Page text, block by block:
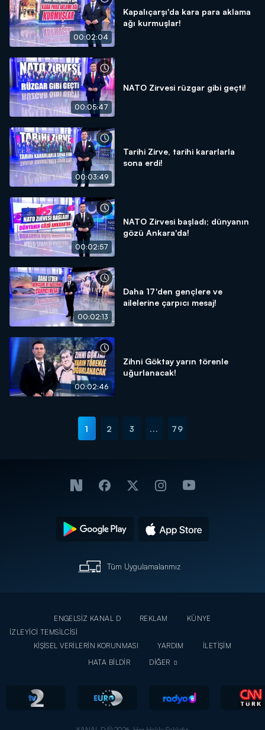
00:02:04
Kapalıçarşı'da kara para aklama
ağı kurmuşlar!
00:05:47
NATO Zirvesi rüzgar gibi geçti!
00:03:49
Tarihi Zirve, tarihi kararlarla
sona erdi!
00:02:57
NATO Zirvesi başladı; dünyanın
gözü Ankara'da!
00:02:13
Daha 17'den gençlere ve
ailelerine çarpıcı mesaj!
00:02:46
Zihni Göktay yarın törenle
uğurlanacak!
1 2 3 ... 79
Tüm Uygulamalarımız
ENGELSİZ KANAL D REKLAM
KÜNYE
İZLEYİCİ TEMSİLCİSİ
KİŞİSEL VERİLERİN KORUNMASI
YARDIM
İLETİŞİM
HATA BİLDİR
DİĞER